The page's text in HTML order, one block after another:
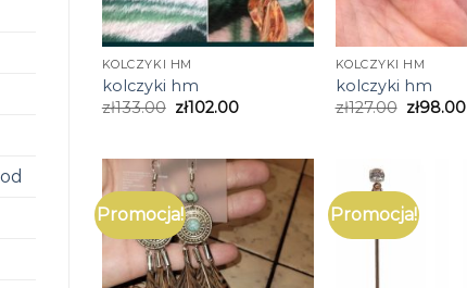
KOLCZYKI HM
kolczyki hm
zł133.00 zł102.00
KOLCZYKI HM
kolczyki hm
zł127.00 zł98.00
Promocja! Promocja!